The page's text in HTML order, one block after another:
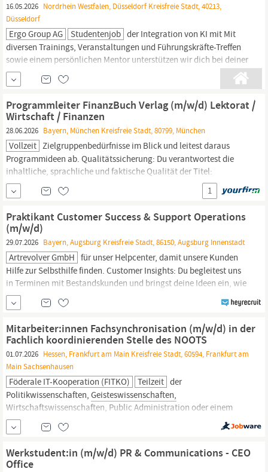
16.05.2026 Nordrhein Westfalen, Düsseldorf Kreisfreie Stadt, 40213,
Düsseldorf
Ergo Group AG Studentenjob der Integration von KI mit Mit
diversen Trainings, Veranstaltungen und Führungskräfte-Treffen
sowie einem persönlichen Mentor unterstützen wir dich bei deiner
persönlichen und fachlichen Weiterentwicklung Abgeschlossenes
Hochschulstudium der Wirtschafts- oder Rechtswissenschaften,
oder ähnlichen
Studiengängen
Programmleiter FinanzBuch Verlag (m/w/d) Lektorat /
Wirtschaft / Finanzen
28.06.2026 Bayern, München Kreisfreie Stadt, 80799, München
Vollzeit Zielgruppenbedürfnisse im Blick und leitest daraus
Programmideen ab. Qualitätssicherung: Du verantwortest die
inhaltliche, sprachliche und faktische Qualität der Titel:
Faktencheck, Stil, Zielgruppenpassung. Wir wünschen uns:
Abgeschlossenes Studium (idealerweise
und mehrjährige...
1
Praktikant Customer Success & Support Operations
(m/w/d)
29.07.2026 Bayern, Augsburg Kreisfreie Stadt, 86150, Augsburg Innenstadt
Artrevolver GmbH für unser Helpcenter, damit unsere Kunden
Hilfe zur Selbsthilfe finden. Customer Insights: Du begleitest uns
in Terminen mit Bestandskunden und bringst deine Ideen ein, wie
wir das Nutzererlebnis verbessern können. Dein Profil Du studierst
BWL,
Geisteswissenschaften,
vergleichbare Orientierung. Du bist ein „SaaS-Native“: Du...
Mitarbeiter:innen Fachsynchronisation (m/w/d) in der
Fachlich koordinierenden Stelle des NOOTS
01.07.2026 Hessen, Frankfurt am Main Kreisfreie Stadt, 60594, Frankfurt am
Main Sachsenhausen
Föderale IT-Kooperation (FITKO) Teilzeit der
Politikwissenschaften, Geisteswissenschaften,
Wirtschaftswissenschaften, Public Administration oder einem
vergleichbaren Bereich. Du verfügst über mindestens drei Jahre
Berufserfahrung in einer entsprechend qualifizierten Tätigkeit. Du
hast Erfahrungen in der Zusammenarbeit mit Behörden sowie
föderaler Verwaltungsstrukturen gesammelt und kennst...
Werkstudent:in (m/w/d) PR & Communications - CEO
Office